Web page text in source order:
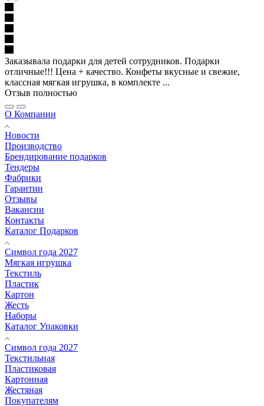
Заказывала подарки для детей сотрудников. Подарки
отличные!!! Цена + качество. Конфеты вкусные и свежие,
классная мягкая игрушка, в комплекте ...
Отзыв полностью
О Компании
Новости
Производство
Брендирование подарков
Тендеры
Фабрики
Гарантии
Отзывы
Вакансии
Контакты
Каталог Подарков
Символ года 2027
Мягкая игрушка
Текстиль
Пластик
Картон
Жесть
Наборы
Каталог Упаковки
Символ года 2027
Текстильная
Пластиковая
Картонная
Жестяная
Покупателям